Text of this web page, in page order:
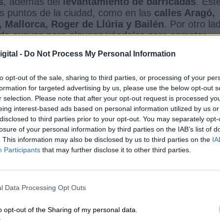
- Do Not Process My Personal Information
opt-out of the sale, sharing to third parties, or processing of your
for targeted advertising by us, please use the below opt-out
selection. Please note that after your opt-out request is processed
interest-based ads based on personal information utilized by us
to third parties prior to your opt-out. You may separately
of your personal information by third parties on the IAB’s list of
This information may also be disclosed by us to third parties on the
Participants that may further disclose it to other third parties.
Data Processing Opt Outs
opt-out of the Sharing of my personal data.
puntos de la ciudad, como en las calles Aragó,
Mallorca, Roger de Llúria y Bailén. Por otro
excusa para algunos vándalos para cometer
a los manifestantes desde sus propios
, tal y como apunta la agencia Europa
ha concluido con al menosseis personas
los altercados- ydos agentes de policía
que siempre se suelen dar por cualquier
siempre están dispuestos a actuar, es
menos19 detenidos-seis de ellos menores- y
policías-. Un caos avivado por miembros de
ya tiene identificados, como son elMovimiento
y antifranquista-.
varias personas también se reunieron a